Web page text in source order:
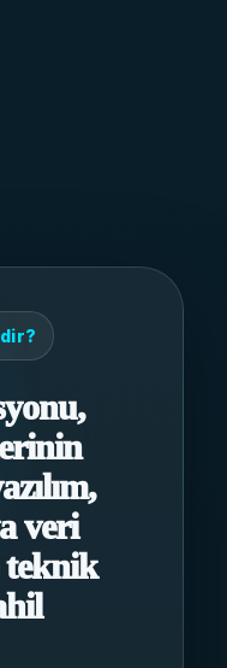
veri
teknik